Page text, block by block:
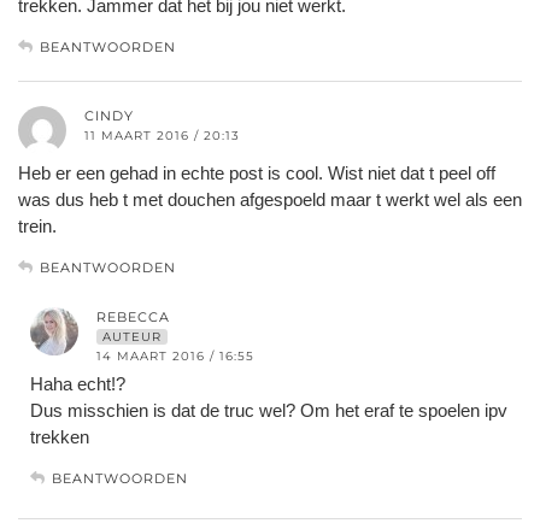
trekken. Jammer dat het bij jou niet werkt.
BEANTWOORDEN
CINDY
11 MAART 2016 / 20:13
Heb er een gehad in echte post is cool. Wist niet dat t peel off
was dus heb t met douchen afgespoeld maar t werkt wel als een
trein.
BEANTWOORDEN
REBECCA
AUTEUR
14 MAART 2016 / 16:55
Haha echt!?
Dus misschien is dat de truc wel? Om het eraf te spoelen ipv
trekken
BEANTWOORDEN